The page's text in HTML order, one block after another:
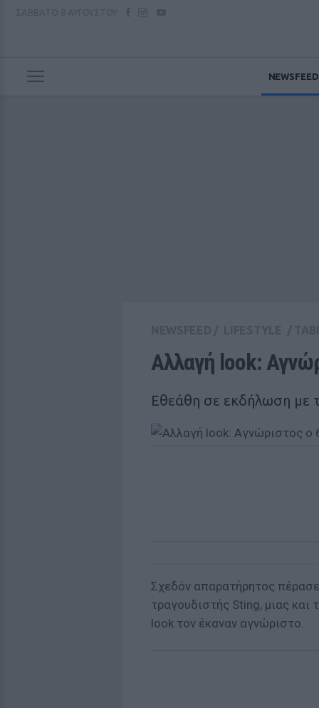
NEWSFEED
Αλλαγή look:
Εθεάθη σε εκδήλωση με
Σχεδόν απαρατήρητος
τραγουδιστής Sting, μιας και
look τον έκαναν αγνώριστο.